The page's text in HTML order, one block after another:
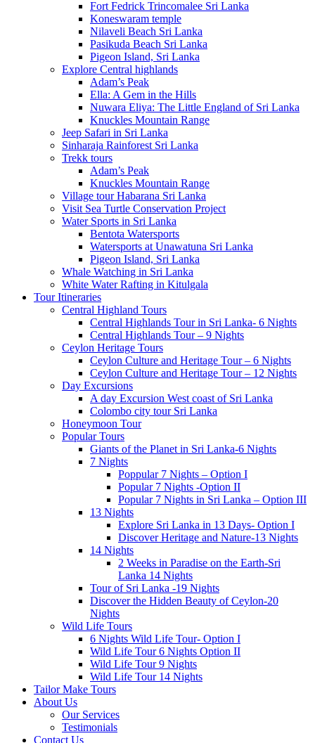
Fort Fedrick Trincomalee Sri Lanka
Koneswaram temple
Nilaveli Beach Sri Lanka
Pasikuda Beach Sri Lanka
Pigeon Island, Sri Lanka
Explore Central highlands
Adam’s Peak
Ella: A Gem in the Hills
Nuwara Eliya: The Little England of Sri Lanka
Knuckles Mountain Range
Jeep Safari in Sri Lanka
Sinharaja Rainforest Sri Lanka
Trekk tours
Adam’s Peak
Knuckles Mountain Range
Village tour Habarana Sri Lanka
Visit Sea Turtle Conservation Project
Water Sports in Sri Lanka
Bentota Watersports
Watersports at Unawatuna Sri Lanka
Pigeon Island, Sri Lanka
Whale Watching in Sri Lanka
White Water Rafting in Kitulgala
Tour Itineraries
Central Highland Tours
Central Highlands Tour in Sri Lanka- 6 Nights
Central Highlands Tour – 9 Nights
Ceylon Heritage Tours
Ceylon Culture and Heritage Tour – 6 Nights
Ceylon Culture and Heritage Tour – 12 Nights
Day Excursions
A day Excursion West coast of Sri Lanka
Colombo city tour Sri Lanka
Honeymoon Tour
Popular Tours
Giants of the Planet in Sri Lanka-6 Nights
7 Nights
Poppular 7 Nights – Option I
Popular 7 Nights -Option II
Popular 7 Nights in Sri Lanka – Option III
13 Nights
Explore Sri Lanka in 13 Days- Option I
Discover Heritage and Nature-13 Nights
14 Nights
2 Weeks in Paradise on the Earth-Sri
Lanka 14 Nights
Tour of Sri Lanka -19 Nights
Discover the Hidden Beauty of Ceylon-20
Nights
Wild Life Tours
6 Nights Wild Life Tour- Option I
Wild Life Tour 6 Nights Option II
Wild Life Tour 9 Nights
Wild Life Tour 14 Nights
Tailor Make Tours
About Us
Our Services
Testimonials
Contact Us